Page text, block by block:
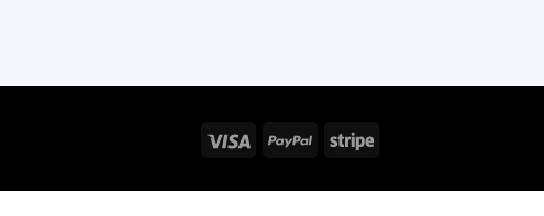
Visa PayPal Stripe